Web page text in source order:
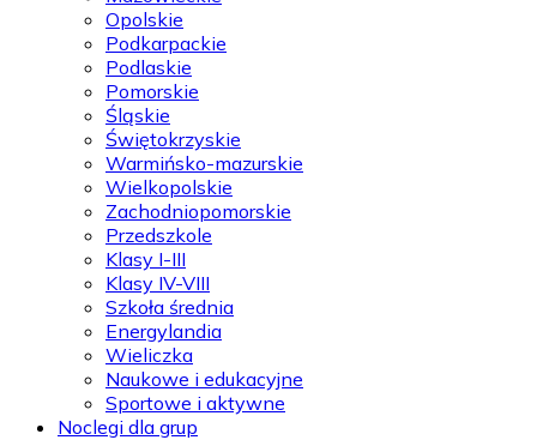
Opolskie
Podkarpackie
Podlaskie
Pomorskie
Śląskie
Świętokrzyskie
Warmińsko-mazurskie
Wielkopolskie
Zachodniopomorskie
Przedszkole
Klasy I-III
Klasy IV-VIII
Szkoła średnia
Energylandia
Wieliczka
Naukowe i edukacyjne
Sportowe i aktywne
Noclegi dla grup